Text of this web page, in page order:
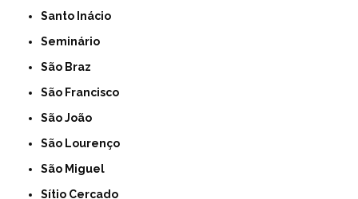
Santo Inácio
Seminário
São Braz
São Francisco
São João
São Lourenço
São Miguel
Sítio Cercado